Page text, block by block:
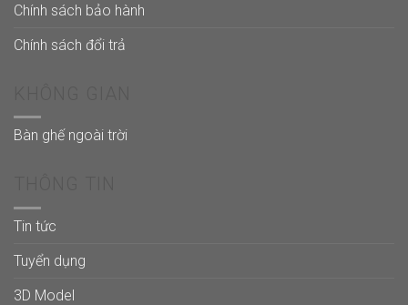
Chính sách bảo hành
Chính sách đổi trả
Bàn ghế ngoài trời
Tin tức
Tuyển dụng
3D Model